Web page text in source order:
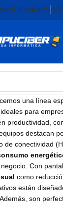
una línea
, ideales para
productividad,
destacan
de conectividad
Con
como
están
son